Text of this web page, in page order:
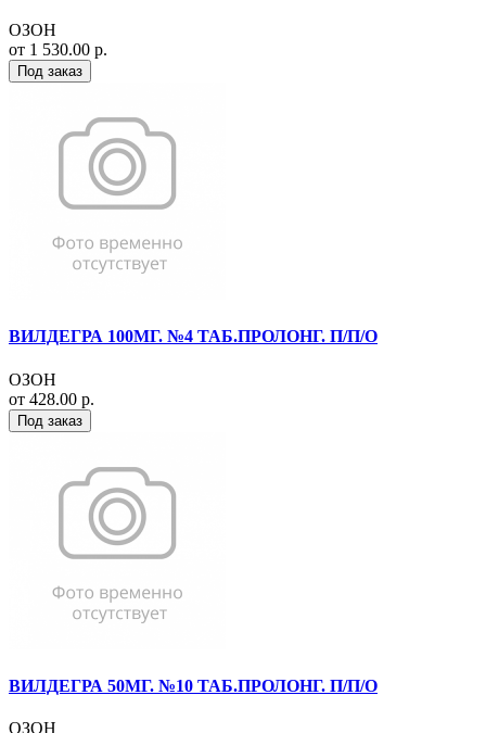
ОЗОН
от 1 530.00 р.
Под заказ
ВИЛДЕГРА 100МГ. №4 ТАБ.ПРОЛОНГ. П/П/О
ОЗОН
от 428.00 р.
Под заказ
ВИЛДЕГРА 50МГ. №10 ТАБ.ПРОЛОНГ. П/П/О
ОЗОН